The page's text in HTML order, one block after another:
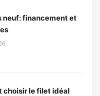
neuf: financement et
choisir le filet idéal